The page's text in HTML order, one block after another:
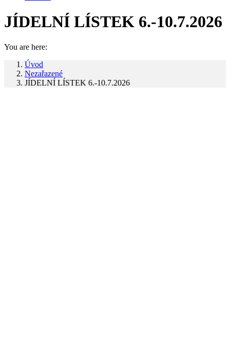
JÍDELNÍ LÍSTEK 6.-10.7.2026
You are here:
Úvod
Nezařazené
JÍDELNÍ LÍSTEK 6.-10.7.2026